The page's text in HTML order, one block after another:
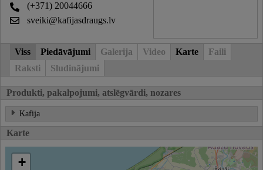
(+371) 20044666
sveiki@kafijasdraugs.lv
Viss Piedāvājumi Galerija Video Karte
Faili
Raksti
Sludinājumi
Produkti, pakalpojumi, atslēgvārdi, nozares
Kafija
Karte
+